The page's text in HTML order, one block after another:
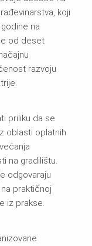
koji
na
od deset
razvoju
priliku da se
oblasti oplatnih
na gradilištu.
odgovaraju
praktičnoj
iz prakse.